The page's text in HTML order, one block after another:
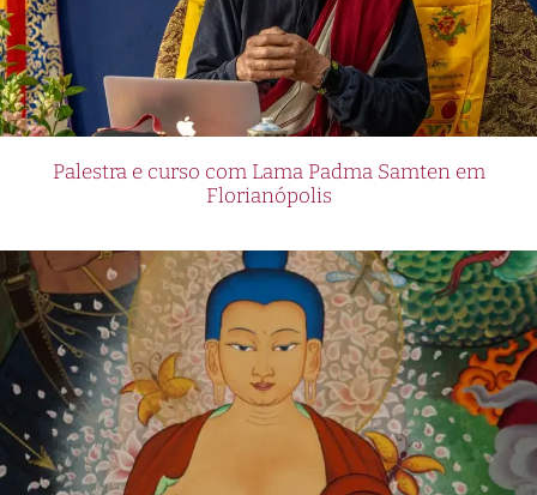
Palestra e curso com Lama Padma Samten em
Florianópolis